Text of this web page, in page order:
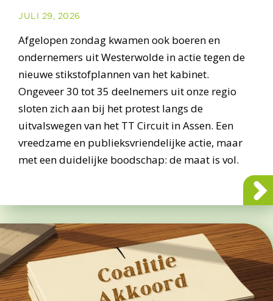
JULI 29, 2026
Afgelopen zondag kwamen ook boeren en
ondernemers uit Westerwolde in actie tegen de
nieuwe stikstofplannen van het kabinet.
Ongeveer 30 tot 35 deelnemers uit onze regio
sloten zich aan bij het protest langs de
uitvalswegen van het TT Circuit in Assen. Een
vreedzame en publieksvriendelijke actie, maar
met een duidelijke boodschap: de maat is vol.